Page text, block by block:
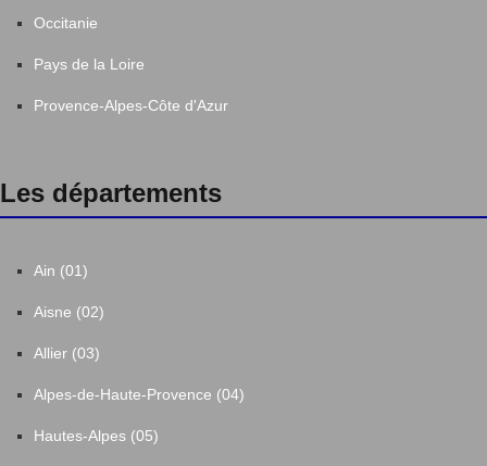
Occitanie
Pays de la Loire
Provence-Alpes-Côte d'Azur
Les départements
Ain (01)
Aisne (02)
Allier (03)
Alpes-de-Haute-Provence (04)
Hautes-Alpes (05)